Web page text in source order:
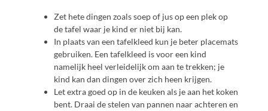
Zet hete dingen zoals soep of jus op een plek op
de tafel waar je kind er niet bij kan.
In plaats van een tafelkleed kun je beter placemats
gebruiken. Een tafelkleed is voor een kind
namelijk heel verleidelijk om aan te trekken; je
kind kan dan dingen over zich heen krijgen.
Let extra goed op in de keuken als je aan het koken
bent. Draai de stelen van pannen naar achteren en